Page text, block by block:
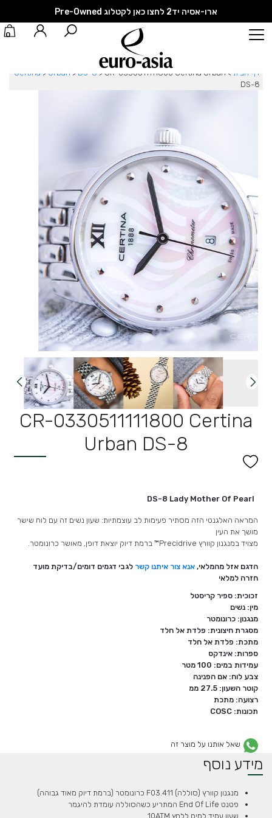
ארו-אסיה יד2 לחצו כאן לקטלוג Pre-Owned
0
דף הבית >
Certina > Urban > DS-8 > CR-0330511111800 Certina Urban
DS-8
CR-0330511111800 Certina
Urban DS-8
DS-8 Lady Mother Of Pearl
המראה האלגנטי הזה מסתיר פעימות לב עוצמתיות: שעון נשים זה עם לוח שישר
מושך את העין
מצויד במנגנון קוורץ Precidrive™ ברמת דיוק יוצאת דופן, מאושר כרונומטר.
הדגם אזל מהמלאי,אנא צור איתנו קשר לגבי דגמים דומים/בדיקת מועד
חזרה למלאי
זכוכית: ספיר קריסטל
מין: נשים
מנגנון: כרונומטר
מסגרת חיצונית: פלדת אל חלד
מתכת: פלדת אל חלד
ספרות: אינדקס
עמידות במים: 100 מטר
צבע לוח: אם הפנינה
קוטר השעון: 27.5 ממ
רצועה: מתכת
תכונות: COSC
שאל אותנו על מוצר זה
מידע נוסף
מנגנון קוורץ (סוללה) F03.411 כרונומטר (ברמת דיוק מאוד גבוהה)
פטנט End Of Life המתריע כשהסוללה עומדת להיגמר
שעון עמיד למים ללחץ 10ATM